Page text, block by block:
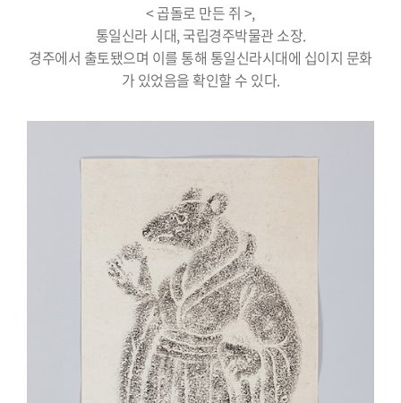
< 곱돌로 만든 쥐 >,
통일신라 시대, 국립경주박물관 소장.
경주에서 출토됐으며 이를 통해 통일신라시대에 십이지 문화
가 있었음을 확인할 수 있다.